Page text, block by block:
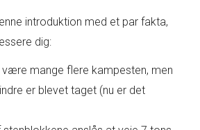
introduktion med et par fakta,
dig:
være mange flere kampesten, men
er blevet taget (nu er det